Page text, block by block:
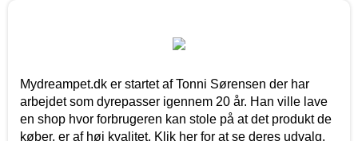
Mydreampet.dk er startet af Tonni Sørensen der har
arbejdet som dyrepasser igennem 20 år. Han ville lave
en shop hvor forbrugeren kan stole på at det produkt de
køber, er af høj kvalitet. Klik her for at se deres udvalg.